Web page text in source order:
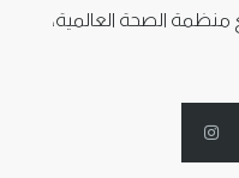
الصحة العالمية،